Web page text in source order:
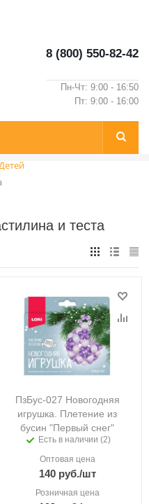
8 (800) 550-82-42
Пн-Чт: 9:00 - 16:50
Пт: 9:00 - 16:00
и теста
ПзБус-027 Новогодняя
игрушка. Плетение из
бусин "Первый снег"
Есть в наличии (2)
Оптовая цена
140руб./шт
Розничная цена